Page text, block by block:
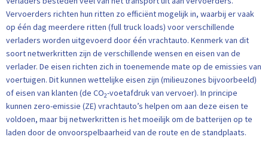
Vervoerders richten hun ritten zo efficiënt mogelijk in, waarbij er vaak
op één dag meerdere ritten (full truck loads) voor verschillende
verladers worden uitgevoerd door één vrachtauto. Kenmerk van dit
soort netwerkritten zijn de verschillende wensen en eisen van de
verlader. De eisen richten zich in toenemende mate op de emissies van
voertuigen. Dit kunnen wettelijke eisen zijn (milieuzones bijvoorbeeld)
of eisen van klanten (de CO2-voetafdruk van vervoer). In principe
kunnen zero-emissie (ZE) vrachtauto’s helpen om aan deze eisen te
voldoen, maar bij netwerkritten is het moeilijk om de batterijen op te
laden door de onvoorspelbaarheid van de route en de standplaats.